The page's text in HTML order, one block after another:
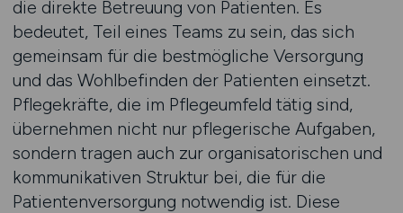
die direkte Betreuung von Patienten. Es
bedeutet, Teil eines Teams zu sein, das sich
gemeinsam für die bestmögliche Versorgung
und das Wohlbefinden der Patienten einsetzt.
Pflegekräfte, die im Pflegeumfeld tätig sind,
übernehmen nicht nur pflegerische Aufgaben,
sondern tragen auch zur organisatorischen und
kommunikativen Struktur bei, die für die
Patientenversorgung notwendig ist. Diese